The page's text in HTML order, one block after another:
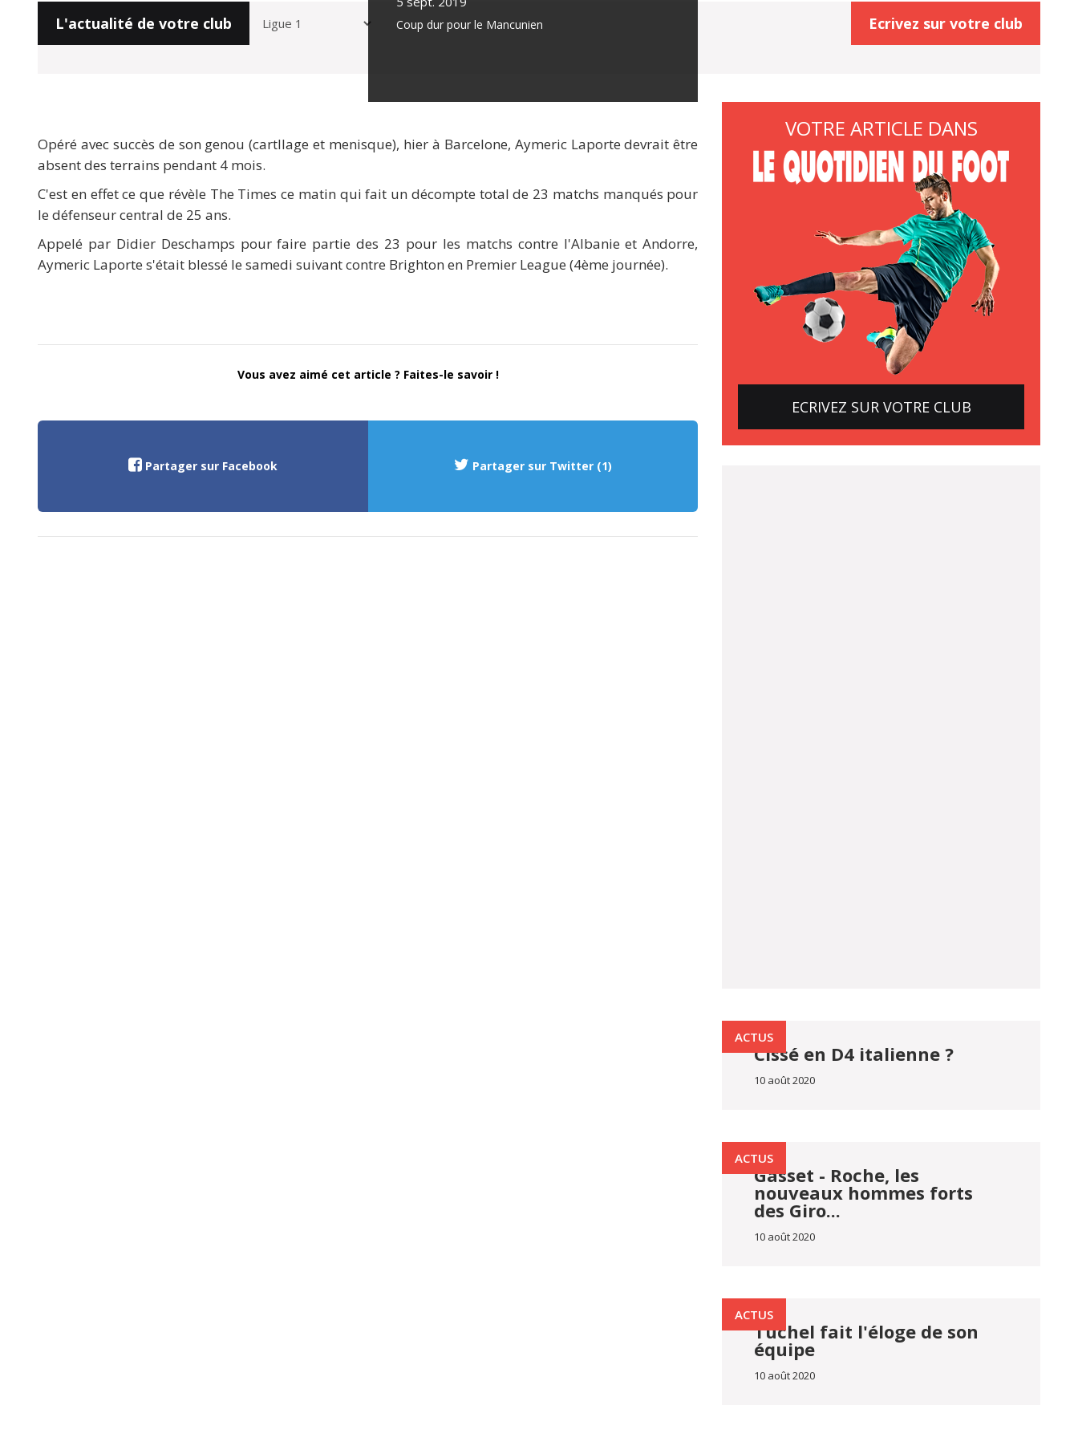
Ecrivez sur votre club
L'actualité de votre club Coup dur pour le Mancunien
Opéré avec succès de son genou (cartllage et menisque), hier à Barcelone, Aymeric Laporte devrait être
absent des terrains pendant 4 mois.
C'est en effet ce que révèle The Times ce matin qui fait un décompte total de 23 matchs manqués pour
le défenseur central de 25 ans.
Appelé par Didier Deschamps pour faire partie des 23 pour les matchs contre l'Albanie et Andorre,
Aymeric Laporte s'était blessé le samedi suivant contre Brighton en Premier League (4ème journée).
Vous avez aimé cet article ? Faites-le savoir !
Partager sur Facebook Partager sur Twitter (1)
VOTRE ARTICLE DANS
ECRIVEZ SUR VOTRE CLUB
ACTUS
Cissé en D4 italienne ?
10 août 2020
ACTUS
Gasset - Roche, les
nouveaux hommes forts
des Giro...
10 août 2020
ACTUS
Tuchel fait l'éloge de son
équipe
10 août 2020